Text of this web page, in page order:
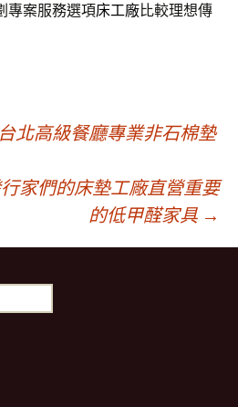
專案服務選項床工廠比較理想傳
北高級餐廳專業非石棉墊
家們的床墊工廠直營重要
的低甲醛家具 →